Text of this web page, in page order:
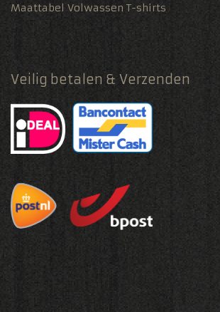
Maattabel Volwassen T-shirts
Veilig betalen & Verzenden